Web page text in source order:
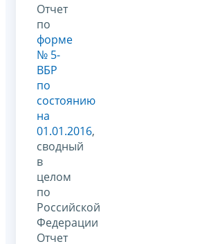
Отчет
по
форме
№ 5-
ВБР
по
состоянию
на
01.01.2016,
сводный
в
целом
по
Российской
Федерации
Отчет